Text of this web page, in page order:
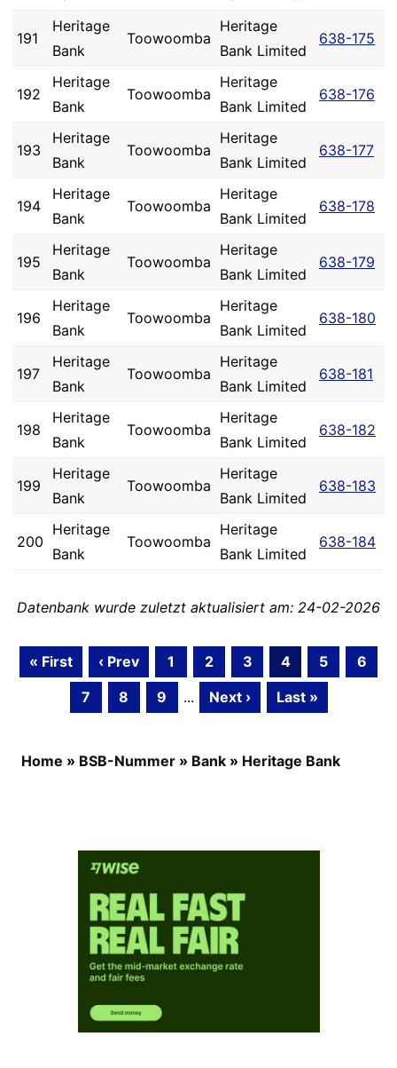
191
Heritage
Bank
Toowoomba
Heritage
Bank Limited
638-175
192
Heritage
Bank
Toowoomba
Heritage
Bank Limited
638-176
193
Heritage
Bank
Toowoomba
Heritage
Bank Limited
638-177
194
Heritage
Bank
Toowoomba
Heritage
Bank Limited
638-178
195
Heritage
Bank
Toowoomba
Heritage
Bank Limited
638-179
196
Heritage
Bank
Toowoomba
Heritage
Bank Limited
638-180
197
Heritage
Bank
Toowoomba
Heritage
Bank Limited
638-181
198
Heritage
Bank
Toowoomba
Heritage
Bank Limited
638-182
199
Heritage
Bank
Toowoomba
Heritage
Bank Limited
638-183
200
Heritage
Bank
Toowoomba
Heritage
Bank Limited
638-184
Datenbank wurde zuletzt aktualisiert am: 24-02-2026
« First ‹ Prev 1 2 3 4 5
6
7
8 9 ... Next › Last »
Home » BSB-Nummer » Bank » Heritage Bank